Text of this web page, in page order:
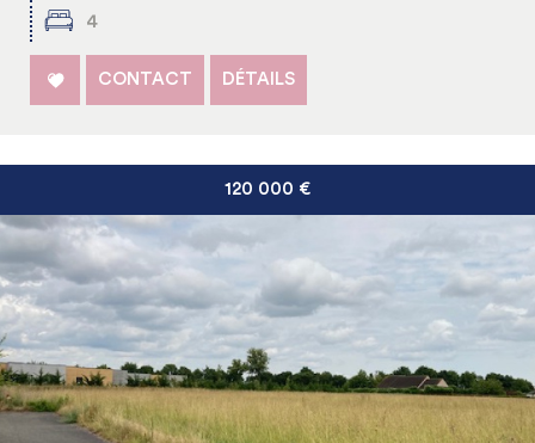
4
CONTACT DÉTAILS
120 000 €